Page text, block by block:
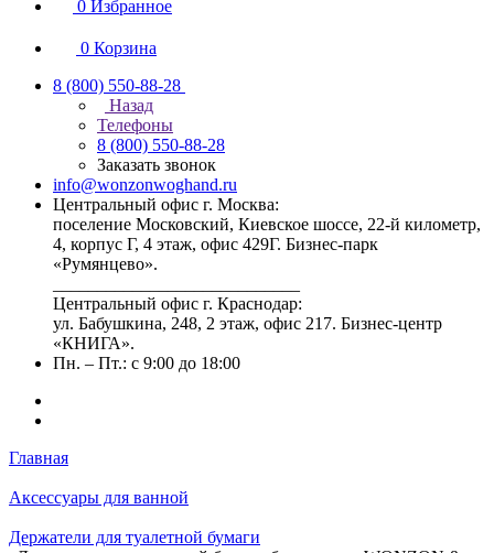
0 Избранное
0 Корзина
8 (800) 550-88-28
Назад
Телефоны
8 (800) 550-88-28
Заказать звонок
info@wonzonwoghand.ru
Центральный офис г. Москва:
поселение Московский, Киевское шоссе, 22-й километр,
4, корпус Г, 4 этаж, офис 429Г. Бизнес-парк
«Румянцево».
Центральный офис г. Краснодар:
ул. Бабушкина, 248, 2 этаж, офис 217. Бизнес-центр
«КНИГА».
Пн. – Пт.: с 9:00 до 18:00
Главная
Аксессуары для ванной
Держатели для туалетной бумаги